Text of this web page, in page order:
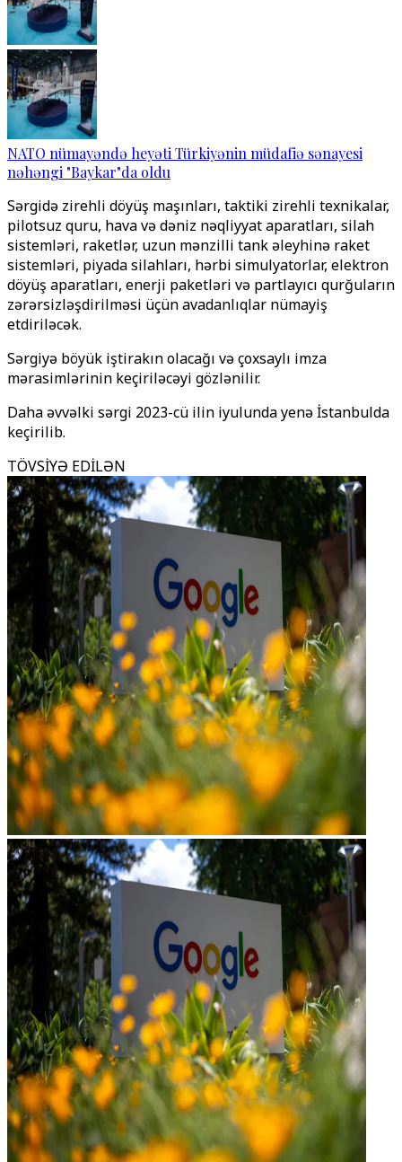
NATO nümayəndə heyəti Türkiyənin müdafiə sənayesi
nəhəngi "Baykar"da oldu
Sərgidə zirehli döyüş maşınları, taktiki zirehli texnikalar,
pilotsuz quru, hava və dəniz nəqliyyat aparatları, silah
sistemləri, raketlər, uzun mənzilli tank əleyhinə raket
sistemləri, piyada silahları, hərbi simulyatorlar, elektron
döyüş aparatları, enerji paketləri və partlayıcı qurğuların
zərərsizləşdirilməsi üçün avadanlıqlar nümayiş
etdiriləcək.
Sərgiyə böyük iştirakın olacağı və çoxsaylı imza
mərasimlərinin keçiriləcəyi gözlənilir.
Daha əvvəlki sərgi 2023-cü ilin iyulunda yenə İstanbulda
keçirilib.
TÖVSİYƏ EDİLƏN